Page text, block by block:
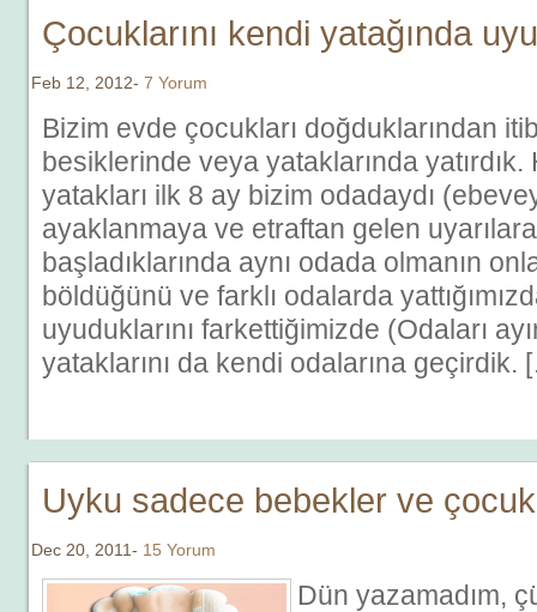
Çocuklarını kendi yatağında
Feb 12, 2012- 7 Yorum
Bizim evde çocukları doğduklarından
besiklerinde veya yataklarında
yatakları ilk 8 ay bizim odadaydı
ayaklanmaya ve etraftan gelen
başladıklarında aynı odada olmanın
böldüğünü ve farklı odalarda
uyuduklarını farkettiğimizde (Odaları
yataklarını da kendi odalarına geçirdik.
Uyku sadece bebekler ve
Dec 20, 2011- 15 Yorum
Dün yazamadım,